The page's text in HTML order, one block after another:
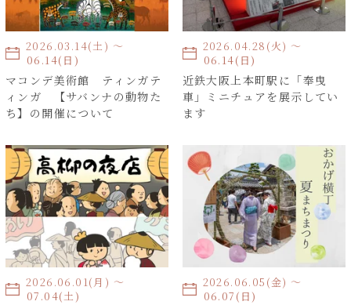
2026.03.14(土) 〜
日)
マコンデ美術館 ティンガテ
ィンガ 【サバンナの動物た
ち】の開催について
2026.04.28(火) 〜
2026.06.14(日)
近鉄大阪上本町駅に「奉曳
車」ミニチュアを展示してい
ます
2026.06.01(月) 〜
土)
2026.06.05(金) 〜
2026.06.07(日)